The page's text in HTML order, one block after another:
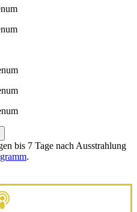
bis 7 Tage nach Ausstrahlung
.